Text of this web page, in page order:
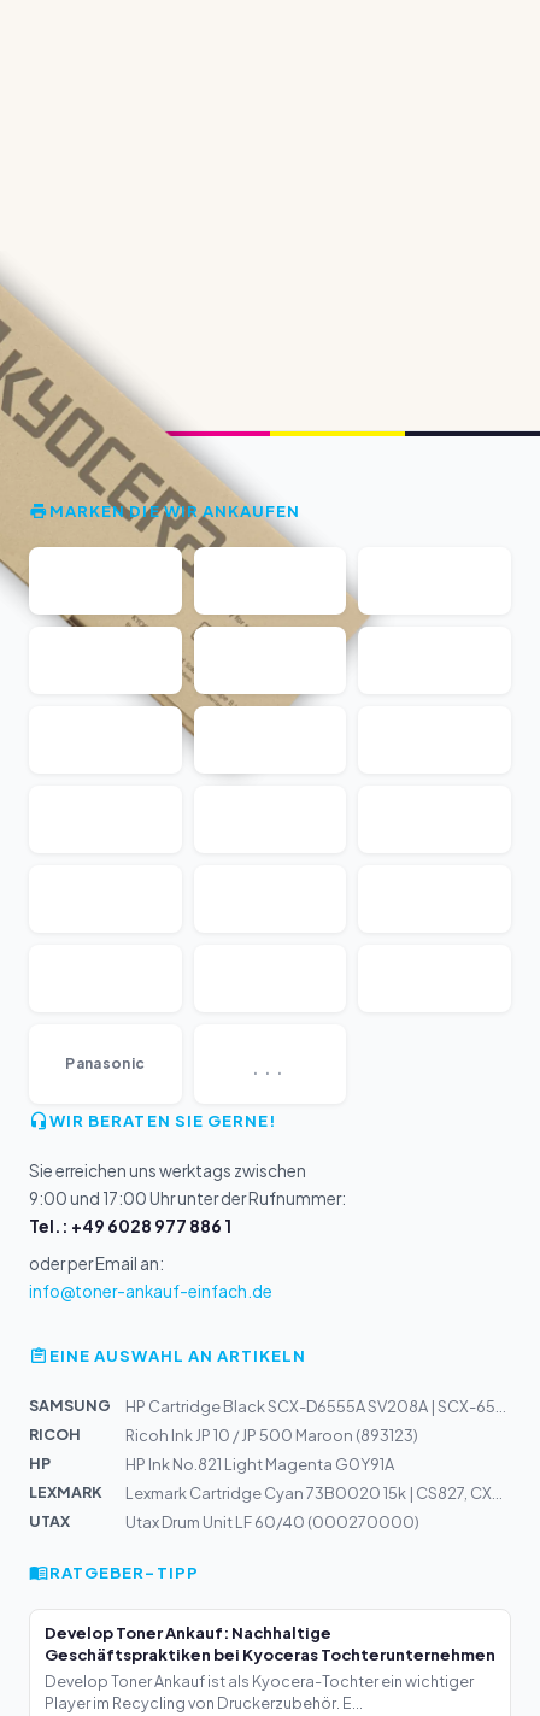
MARKEN DIE WIR ANKAUFEN
Panasonic ...
WIR BERATEN SIE GERNE!
Sie erreichen uns werktags zwischen
9:00 und 17:00 Uhr unter der Rufnummer:
Tel.: +49 6028 977 886 1
oder per Email an:
info@toner-ankauf-einfach.de
EINE AUSWAHL AN ARTIKELN
SAMSUNG
RICOH
Ricoh Ink JP 10 / JP 500 Maroon (893123)
HP
HP Ink No.821 Light Magenta G0Y91A
LEXMARK
UTAX
Utax Drum Unit LF 60/40 (000270000)
RATGEBER-TIPP
Develop Toner Ankauf: Nachhaltige
Geschäftspraktiken bei Kyoceras Tochterunternehmen
Develop Toner Ankauf ist als Kyocera-Tochter ein wichtiger
Player im Recycling von Druckerzubehör. E...